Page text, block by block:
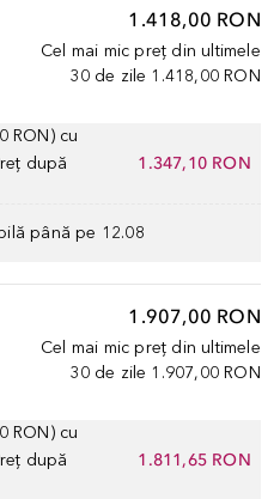
1.418,00 RON
Cel mai mic preț din ultimele
30 de zile 1.418,00 RON
RON) cu
după
1.347,10 RON
până pe 12.08
1.907,00 RON
Cel mai mic preț din ultimele
30 de zile 1.907,00 RON
RON) cu
după
1.811,65 RON